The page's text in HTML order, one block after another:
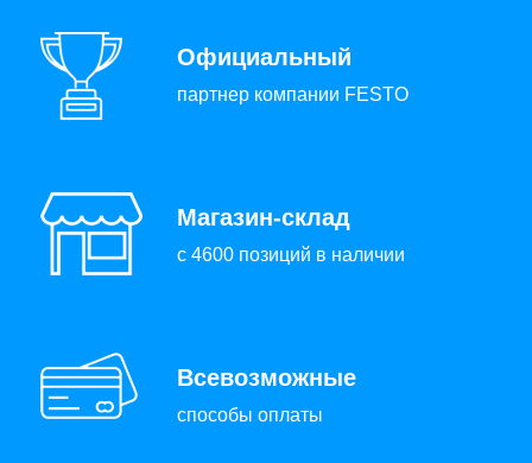
Официальный
партнер компании FESTO
Магазин-склад
с 4600 позиций в наличии
Всевозможные
способы оплаты